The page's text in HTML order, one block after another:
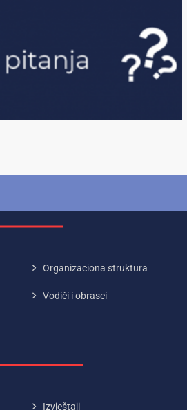
Organizaciona struktura
Vodiči i obrasci
Izvještaji